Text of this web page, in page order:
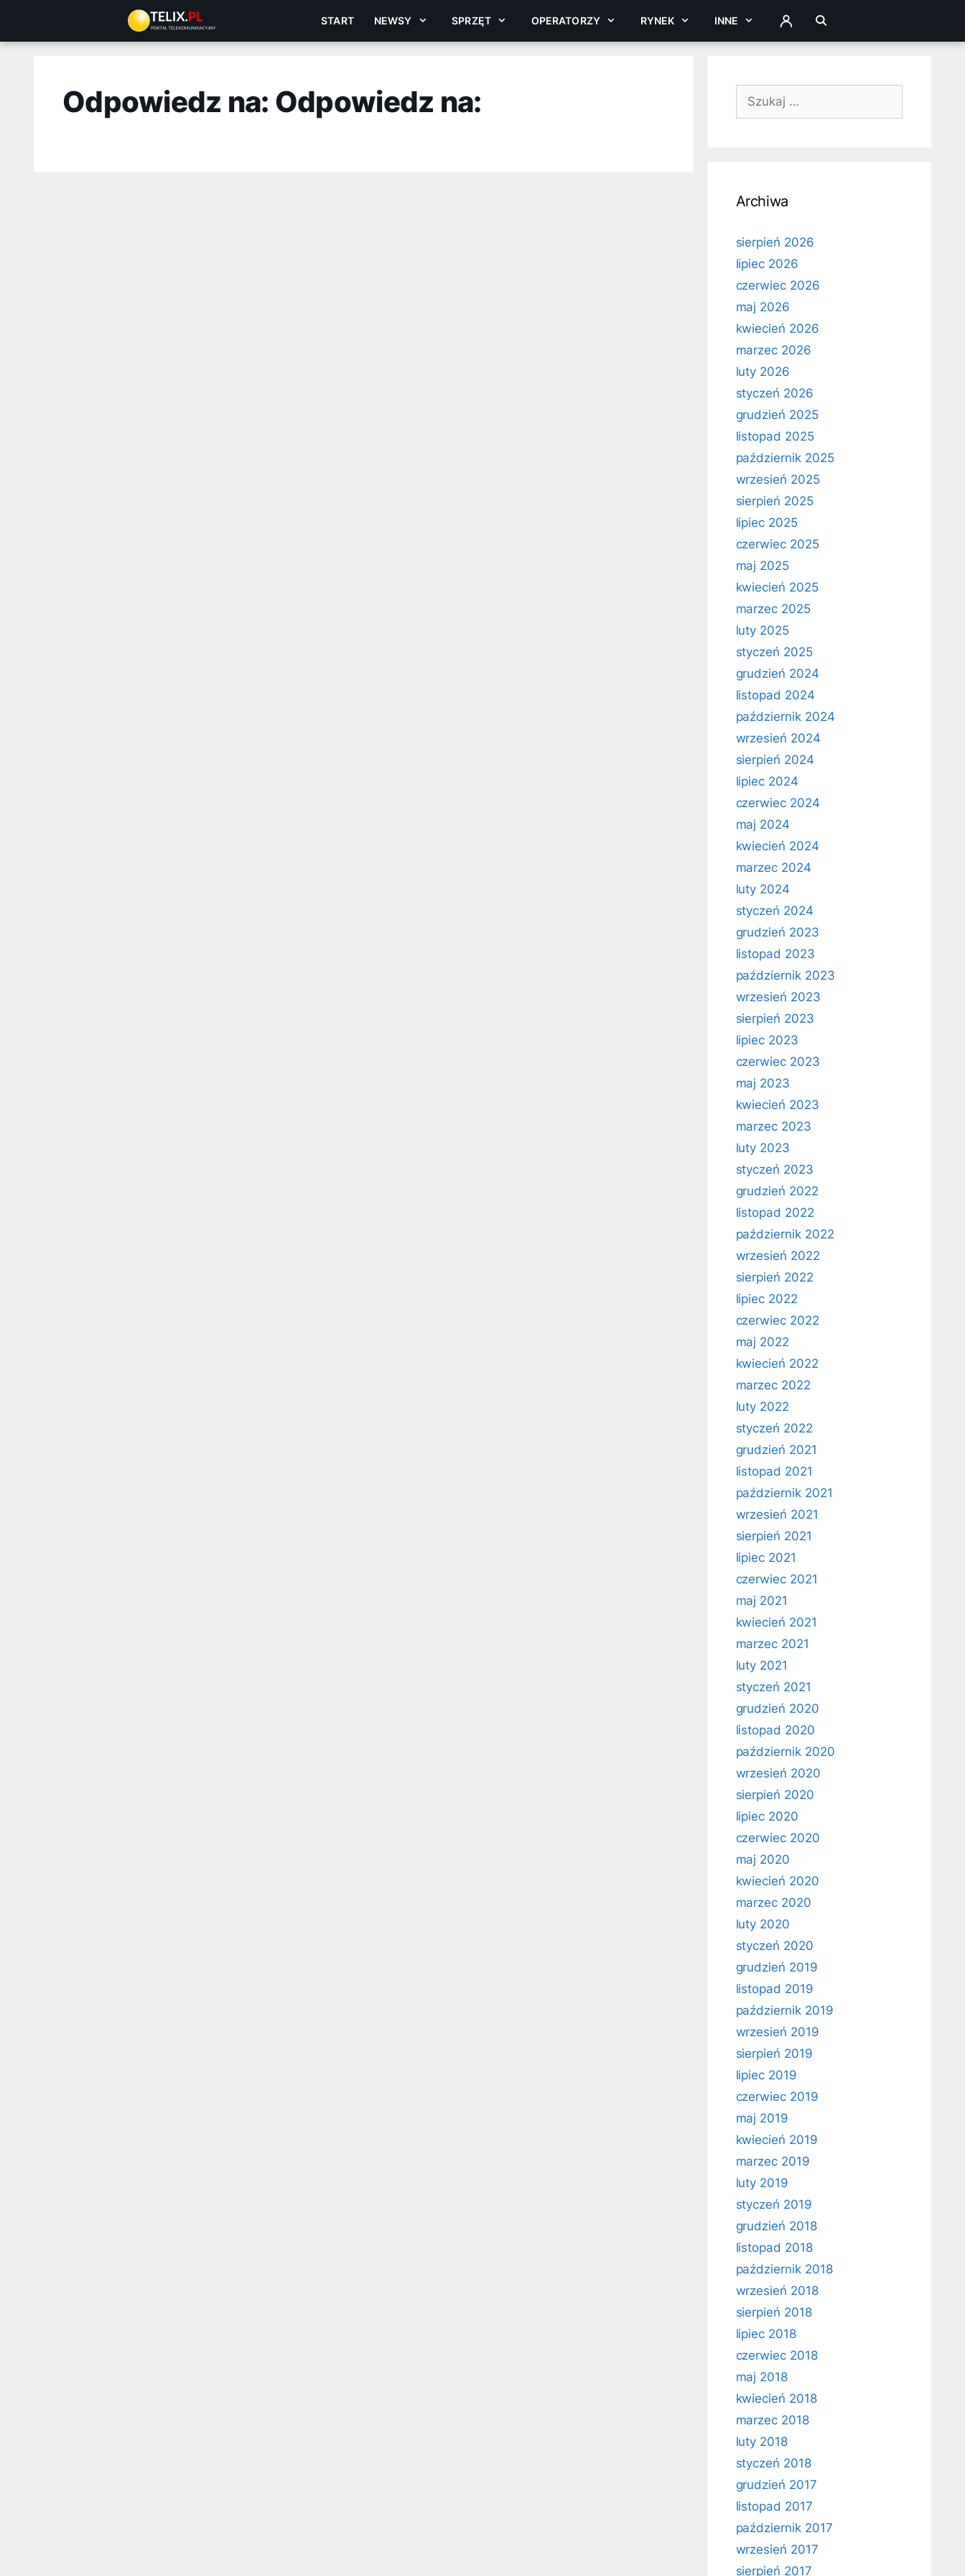
treści
START NEWSY SPRZĘT OPERATORZY RYNEK INNE ZALOGUJ
Odpowiedz na: Odpowiedz na: Szukaj:
Archiwa
sierpień 2026
lipiec 2026
czerwiec 2026
maj 2026
kwiecień 2026
marzec 2026
luty 2026
styczeń 2026
grudzień 2025
listopad 2025
październik 2025
wrzesień 2025
sierpień 2025
lipiec 2025
czerwiec 2025
maj 2025
kwiecień 2025
marzec 2025
luty 2025
styczeń 2025
grudzień 2024
listopad 2024
październik 2024
wrzesień 2024
sierpień 2024
lipiec 2024
czerwiec 2024
maj 2024
kwiecień 2024
marzec 2024
luty 2024
styczeń 2024
grudzień 2023
listopad 2023
październik 2023
wrzesień 2023
sierpień 2023
lipiec 2023
czerwiec 2023
maj 2023
kwiecień 2023
marzec 2023
luty 2023
styczeń 2023
grudzień 2022
listopad 2022
październik 2022
wrzesień 2022
sierpień 2022
lipiec 2022
czerwiec 2022
maj 2022
kwiecień 2022
marzec 2022
luty 2022
styczeń 2022
grudzień 2021
listopad 2021
październik 2021
wrzesień 2021
sierpień 2021
lipiec 2021
czerwiec 2021
maj 2021
kwiecień 2021
marzec 2021
luty 2021
styczeń 2021
grudzień 2020
listopad 2020
październik 2020
wrzesień 2020
sierpień 2020
lipiec 2020
czerwiec 2020
maj 2020
kwiecień 2020
marzec 2020
luty 2020
styczeń 2020
grudzień 2019
listopad 2019
październik 2019
wrzesień 2019
sierpień 2019
lipiec 2019
czerwiec 2019
maj 2019
kwiecień 2019
marzec 2019
luty 2019
styczeń 2019
grudzień 2018
listopad 2018
październik 2018
wrzesień 2018
sierpień 2018
lipiec 2018
czerwiec 2018
maj 2018
kwiecień 2018
marzec 2018
luty 2018
styczeń 2018
grudzień 2017
listopad 2017
październik 2017
wrzesień 2017
sierpień 2017